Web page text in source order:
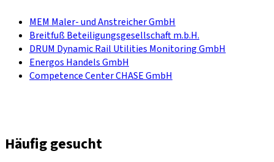
MEM Maler- und Anstreicher GmbH
Breitfuß Beteiligungsgesellschaft m.b.H.
DRUM Dynamic Rail Utilities Monitoring GmbH
Energos Handels GmbH
Competence Center CHASE GmbH
Häufig gesucht